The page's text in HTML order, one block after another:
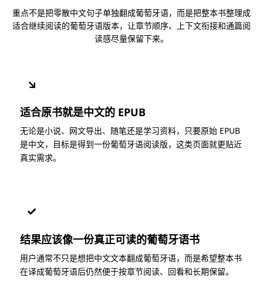
重点不是把零散中文句子单独翻成葡萄牙语，而是把整本书整理成
适合继续阅读的葡萄牙语版本，让章节顺序、上下文衔接和通篇阅
读感尽量保留下来。
↘
适合原书就是中文的 EPUB
无论是小说、网文导出、随笔还是学习资料，只要原始 EPUB
是中文，目标是得到一份葡萄牙语阅读版，这类页面就更贴近
真实需求。
✓
结果应该像一份真正可读的葡萄牙语书
用户通常不只是想把中文文本翻成葡萄牙语，而是希望整本书
在译成葡萄牙语后仍然便于按章节阅读、回看和长期保留。